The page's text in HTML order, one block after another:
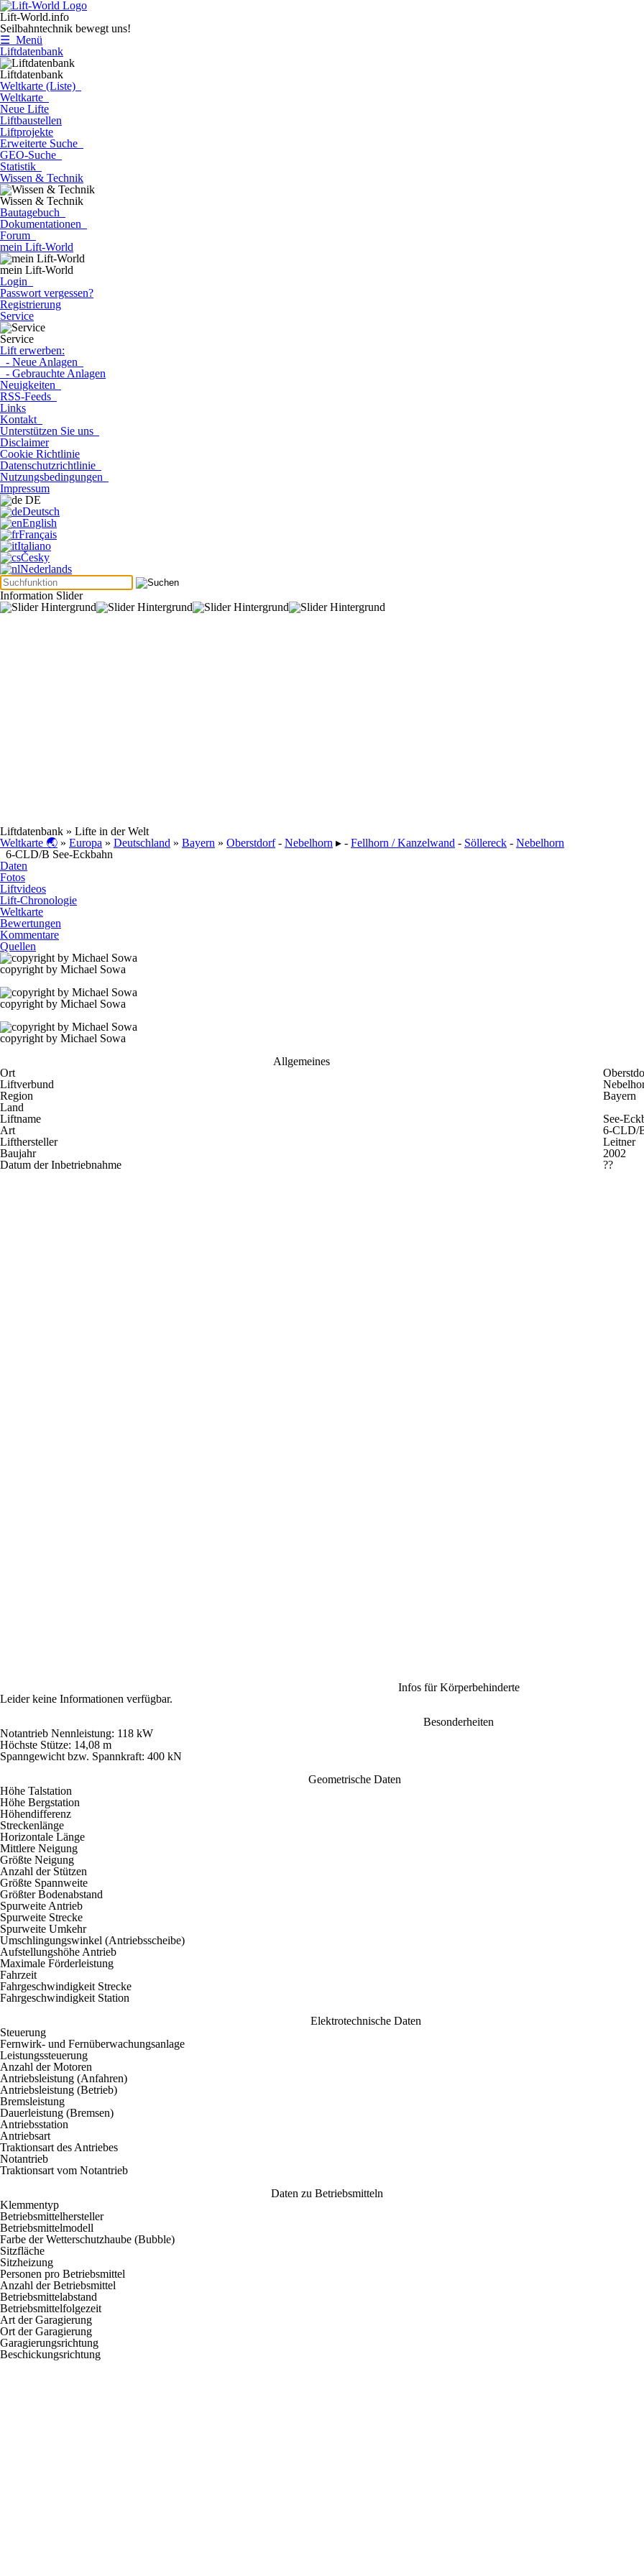
Lift-World.info
Seilbahntechnik bewegt uns!
☰ Menü
Liftdatenbank
Liftdatenbank
Weltkarte (Liste)
Weltkarte
Neue Lifte
Liftbaustellen
Liftprojekte
Erweiterte Suche
GEO-Suche
Statistik
Wissen & Technik
Wissen & Technik
Bautagebuch
Dokumentationen
Forum
mein Lift-World
mein Lift-World
Login
Passwort vergessen?
Registrierung
Service
Service
Lift erwerben:
- Neue Anlagen
- Gebrauchte Anlagen
Neuigkeiten
RSS-Feeds
Links
Kontakt
Unterstützen Sie uns
Disclaimer
Cookie Richtlinie
Datenschutzrichtlinie
Nutzungsbedingungen
Impressum
DE
Deutsch
English
Français
Italiano
Česky
Nederlands
Information Slider
Liftdatenbank » Lifte in der Welt
Weltkarte 🌏 » Europa » Deutschland » Bayern » Oberstdorf- Nebelhorn ▸ - Fellhorn / Kanzelwand - Söllereck - Nebelhorn
6-CLD/B See-Eckbahn
Daten
Fotos
Liftvideos
Lift-Chronologie
Weltkarte
Bewertungen
Kommentare
Quellen
copyright by Michael Sowa
copyright by Michael Sowa
copyright by Michael Sowa
Allgemeines
Ort
Liftverbund
Region
Bayern
Land
Liftname
See-
Art
6-CLD/
Lifthersteller
Leitner
Baujahr
2002
Datum der Inbetriebnahme
??
Infos für Körperbehinderte
Leider keine Informationen verfügbar.
Besonderheiten
Notantrieb Nennleistung: 118 kW
Höchste Stütze: 14,08 m
Spanngewicht bzw. Spannkraft: 400 kN
Geometrische Daten
Höhe Talstation
Höhe Bergstation
Höhendifferenz
Streckenlänge
Horizontale Länge
Mittlere Neigung
Größte Neigung
Anzahl der Stützen
Größte Spannweite
Größter Bodenabstand
Spurweite Antrieb
Spurweite Strecke
Spurweite Umkehr
Umschlingungswinkel (Antriebsscheibe)
Aufstellungshöhe Antrieb
Maximale Förderleistung
Fahrzeit
Fahrgeschwindigkeit Strecke
Fahrgeschwindigkeit Station
Elektrotechnische Daten
Steuerung
Fernwirk- und Fernüberwachungsanlage
Leistungssteuerung
Anzahl der Motoren
Antriebsleistung (Anfahren)
Antriebsleistung (Betrieb)
Bremsleistung
Dauerleistung (Bremsen)
Antriebsstation
Antriebsart
Traktionsart des Antriebes
Notantrieb
Traktionsart vom Notantrieb
Daten zu Betriebsmitteln
Klemmentyp
Betriebsmittelhersteller
Betriebsmittelmodell
Farbe der Wetterschutzhaube (Bubble)
Sitzfläche
Sitzheizung
Personen pro Betriebsmittel
Anzahl der Betriebsmittel
Betriebsmittelabstand
Betriebsmittelfolgezeit
Art der Garagierung
Ort der Garagierung
Garagierungsrichtung
Beschickungsrichtung